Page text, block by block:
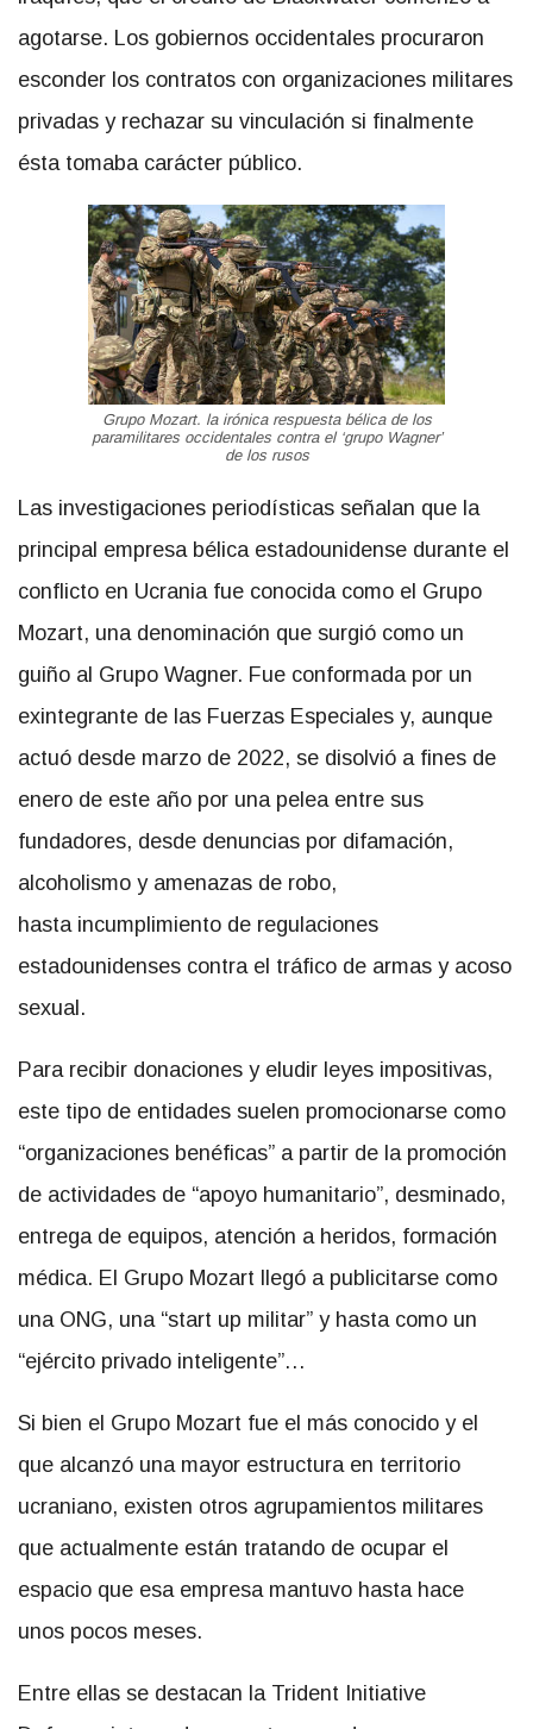
agotarse. Los gobiernos occidentales procuraron
esconder los contratos con organizaciones militares
privadas y rechazar su vinculación si finalmente
ésta tomaba carácter público.
Grupo Mozart. la irónica respuesta bélica de los
paramilitares occidentales contra el ‘grupo Wagner’
de los rusos
Las investigaciones periodísticas señalan que la
principal empresa bélica estadounidense durante el
conflicto en Ucrania fue conocida como el Grupo
Mozart, una denominación que surgió como un
guiño al Grupo Wagner. Fue conformada por un
exintegrante de las Fuerzas Especiales y, aunque
actuó desde marzo de 2022, se disolvió a fines de
enero de este año por una pelea entre sus
fundadores, desde denuncias por difamación,
alcoholismo y amenazas de robo,
hasta incumplimiento de regulaciones
estadounidenses contra el tráfico de armas y acoso
sexual.
Para recibir donaciones y eludir leyes impositivas,
este tipo de entidades suelen promocionarse como
“organizaciones benéficas” a partir de la promoción
de actividades de “apoyo humanitario”, desminado,
entrega de equipos, atención a heridos, formación
médica. El Grupo Mozart llegó a publicitarse como
una ONG, una “start up militar” y hasta como un
“ejército privado inteligente”…
Si bien el Grupo Mozart fue el más conocido y el
que alcanzó una mayor estructura en territorio
ucraniano, existen otros agrupamientos militares
que actualmente están tratando de ocupar el
espacio que esa empresa mantuvo hasta hace
unos pocos meses.
Entre ellas se destacan la Trident Initiative